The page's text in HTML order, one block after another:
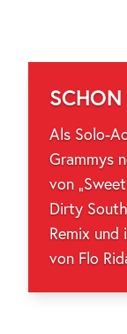
Als Solo-
Grammys
von
Dirty
Remix und
von Flo